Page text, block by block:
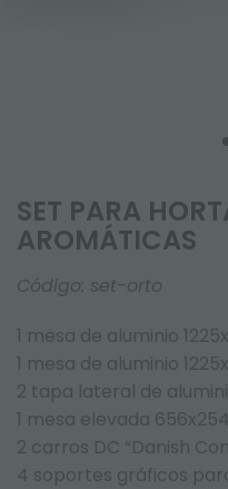
SET PARA
AROMÁTICAS
Código: set-orto
1 mesa de aluminio
1 mesa de aluminio
2 tapa lateral de
1 mesa elevada
2 carros DC “Danish
4 soportes gráficos